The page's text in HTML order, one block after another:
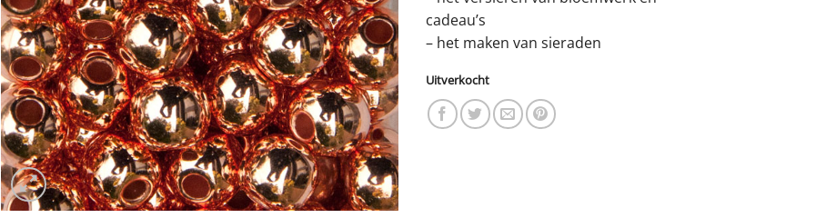
cadeau’s
– het maken van sieraden
Uitverkocht